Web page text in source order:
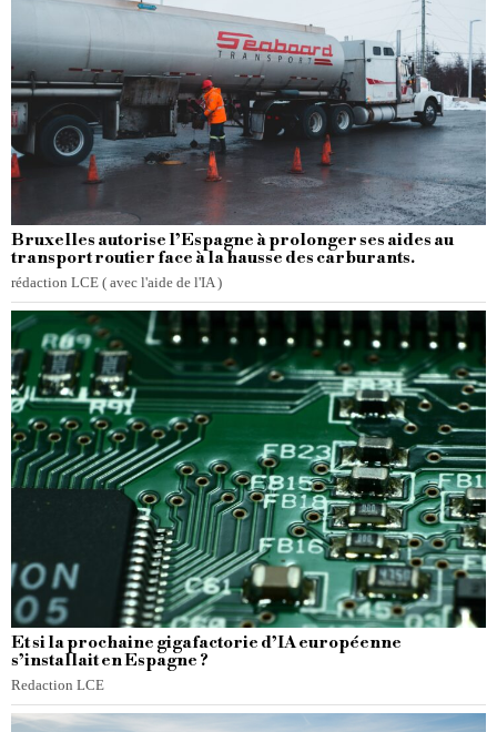
Bruxelles autorise l’Espagne à prolonger ses aides au
transport routier face à la hausse des carburants.
rédaction LCE ( avec l'aide de l'IA )
Et si la prochaine gigafactorie d’IA européenne
s’installait en Espagne ?
Redaction LCE